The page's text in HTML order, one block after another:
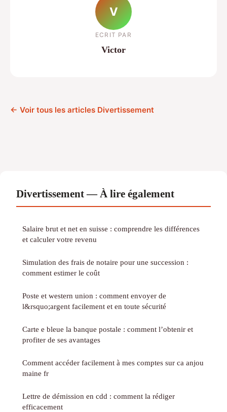
V
ECRIT PAR
Victor
← Voir tous les articles Divertissement
Divertissement — À lire également
Salaire brut et net en suisse : comprendre les différences
et calculer votre revenu
Simulation des frais de notaire pour une succession :
comment estimer le coût
Poste et western union : comment envoyer de
l&rsquo;argent facilement et en toute sécurité
Carte e bleue la banque postale : comment l’obtenir et
profiter de ses avantages
Comment accéder facilement à mes comptes sur ca anjou
maine fr
Lettre de démission en cdd : comment la rédiger
efficacement